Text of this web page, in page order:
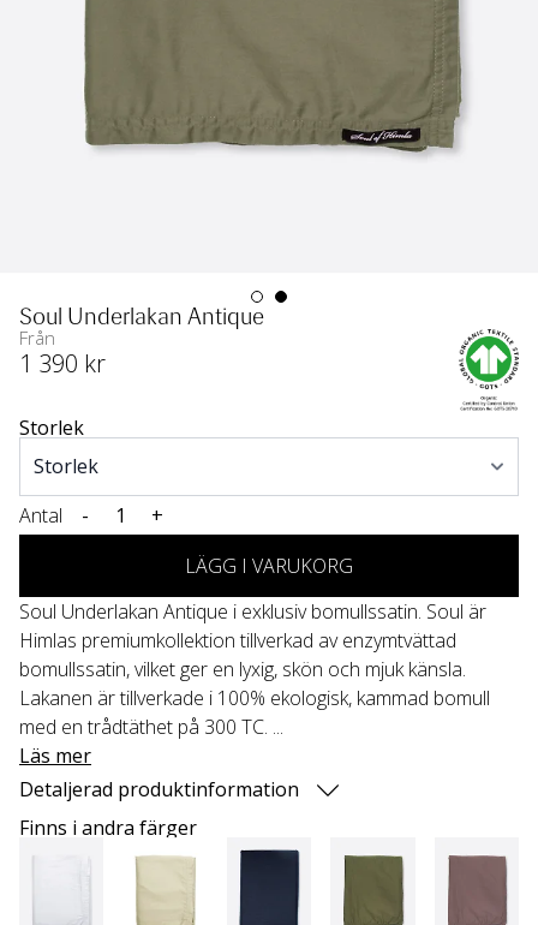
Soul Underlakan Antique
Från
1 390 kr
Storlek
Antal -
+
LÄGG I VARUKORG
Soul Underlakan Antique i exklusiv bomullssatin. Soul är
Himlas premiumkollektion tillverkad av enzymtvättad
bomullssatin, vilket ger en lyxig, skön och mjuk känsla.
Lakanen är tillverkade i 100% ekologisk, kammad bomull
med en trådtäthet på 300 TC. ...
Läs mer
Detaljerad produktinformation
Finns i andra färger